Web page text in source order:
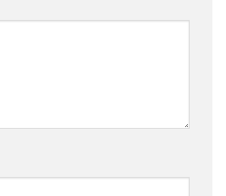
PN4 Thuận Phát - 20
PN4 Thuận Phát - 16
Dekko 2026 - 15 Tháng